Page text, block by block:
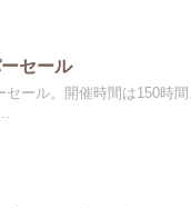
セール
ール。開催時間は150時